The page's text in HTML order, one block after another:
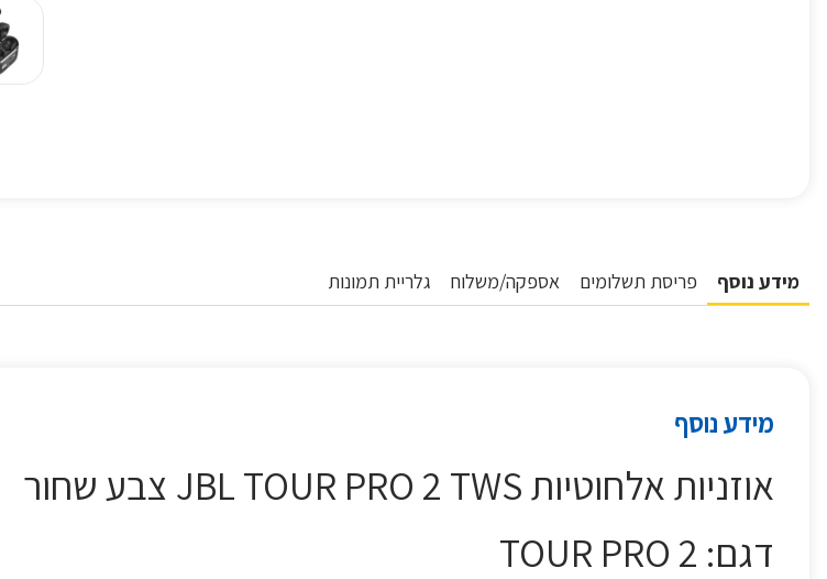
מידע נוסף פריסת תשלומים אספקה/משלוח גלריית תמונות
מידע נוסף
אוזניות אלחוטיות JBL TOUR PRO 2 TWS צבע שחור
דגם: TOUR PRO 2